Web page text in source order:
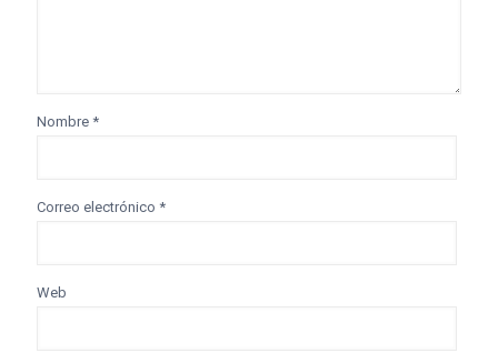
Nombre *
Correo electrónico *
Web